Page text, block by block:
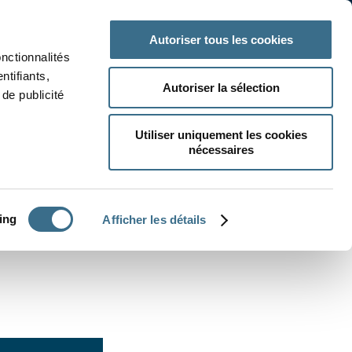
publicité
Afficher les détails
Autoriser tous les cookies
Autoriser la sélection
Utiliser uniquement les cookies
nécessaires